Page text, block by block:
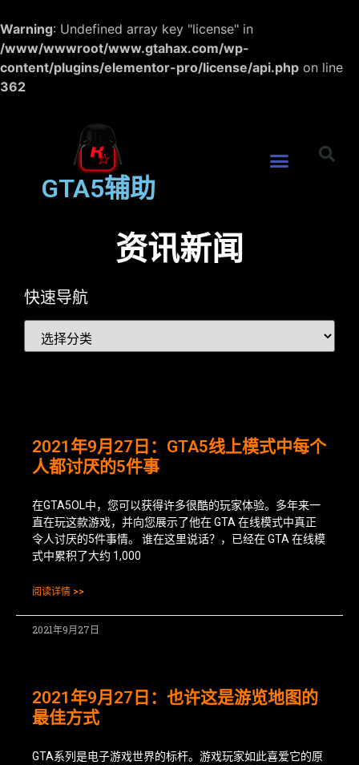
Warning: Undefined array key "license" in
/www/wwwroot/www.gtahax.com/wp-
content/plugins/elementor-pro/license/api.php on line
362
GTA5辅助
资讯新闻
快速导航
2021年9月27日：GTA5线上模式中每个
人都讨厌的5件事
在GTA5OL中，您可以获得许多很酷的玩家体验。多年来一
直在玩这款游戏，并向您展示了他在 GTA 在线模式中真正
令人讨厌的5件事情。 谁在这里说话？，已经在 GTA 在线模
式中累积了大约 1,000
阅读详情 >>
2021年9月27日
2021年9月27日：也许这是游览地图的
最佳方式
GTA系列是电子游戏世界的标杆。游戏玩家如此喜爱它的原